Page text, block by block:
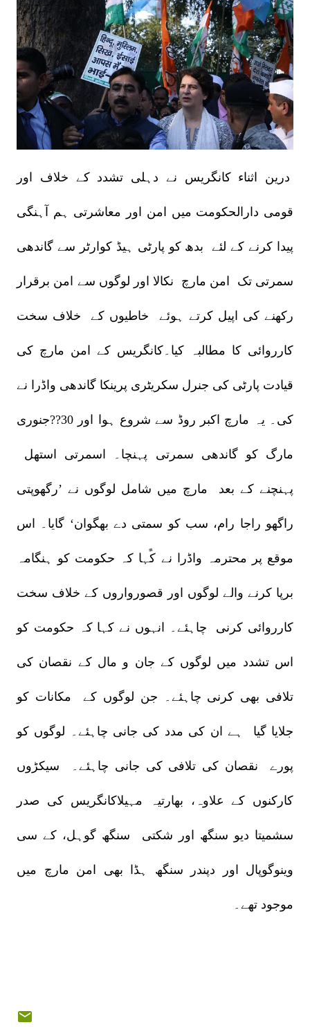
درین اثناء کانگریس نے دہلی تشدد کے خلاف اور
قومی دارالحکومت میں امن اور معاشرتی ہم آہنگی
پیدا کرنے کے لئے بدھ کو پارٹی ہیڈ کوارٹر سے گاندھی
سمرتی تک امن مارچ نکالا اور لوگوں سے امن برقرار
رکھنے کی اپیل کرتے ہوئے خاطیوں کے خلاف سخت
کارروائی کا مطالبہ کیا۔کانگریس کے امن مارچ کی
قیادت پارٹی کی جنرل سکریٹری پرینکا گاندھی واڈرا نے
کی۔ یہ مارچ اکبر روڈ سے شروع ہوا اور 30??جنوری
مارگ کو گاندھی سمرتی پہنچا۔ اسمرتی استھل
پہنچنے کے بعد مارچ میں شامل لوگوں نے ’رگھوپتی
راگھو راجا رام، سب کو سمتی دے بھگوان‘ گایا۔ اس
موقع پر محترمہ واڈرا نے کہا کہ حکومت کو ہنگامہ
برپا کرنے والے لوگوں اور قصورواروں کے خلاف سخت
کارروائی کرنی چاہئے۔ انہوں نے کہا کہ حکومت کو
اس تشدد میں لوگوں کے جان و مال کے نقصان کی
تلافی بھی کرنی چاہئے۔ جن لوگوں کے مکانات کو
جلایا گیا ہے ان کی مدد کی جانی چاہئے۔ لوگوں کو
پورے نقصان کی تلافی کی جانی چاہئے۔ سیکڑوں
کارکنوں کے علاوہ، بھارتیہ مہیلاکانگریس کی صدر
سشمیتا دیو سنگھ اور شکتی سنگھ گوہل، کے سی
وینوگوپال اور دپندر سنگھ ہڈا بھی امن مارچ میں
موجود تھے۔